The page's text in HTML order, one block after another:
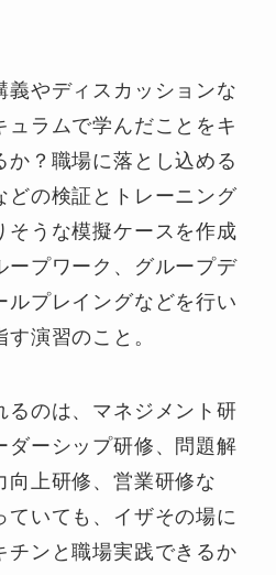
義やディスカッションな
ュラムで学んだことをキ
か？職場に落とし込める
どの検証とトレーニング
そうな模擬ケースを作成
ープワーク、グループデ
ルプレイングなどを行い
演習のこと。
るのは、マネジメント研
ダーシップ研修、問題解
向上研修、営業研修な
ていても、イザその場に
チンと職場実践できるか